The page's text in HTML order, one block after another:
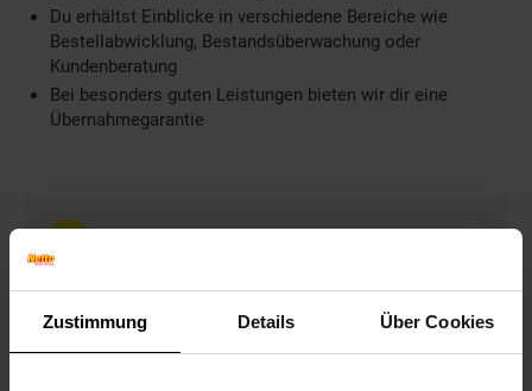
Zustimmung Details Über Cookies
Du erhältst Einblicke in verschiedene Bereiche wie
Bestellabwicklung, Bestandsüberwachung oder
Kundenberatung
Bei besonders guten Leistungen bieten wir dir eine
Übernahmegarantie
Information und Bewerbung
Ausbildungsdauer: 3 Jahre